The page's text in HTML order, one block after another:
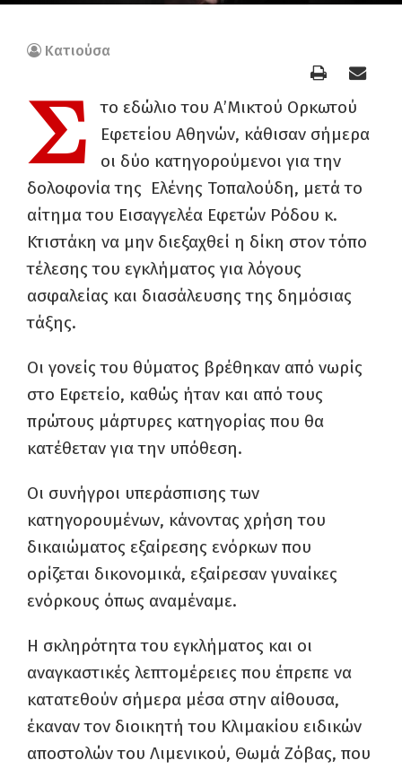
Κατιούσα
Σ
το εδώλιο του Α’Μικτού Ορκωτού
Εφετείου Αθηνών, κάθισαν σήμερα
οι δύο κατηγορούμενοι για την
δολοφονία της Ελένης Τοπαλούδη, μετά το
αίτημα του Εισαγγελέα Εφετών Ρόδου κ.
Κτιστάκη να μην διεξαχθεί η δίκη στον τόπο
τέλεσης του εγκλήματος για λόγους
ασφαλείας και διασάλευσης της δημόσιας
τάξης.
Οι γονείς του θύματος βρέθηκαν από νωρίς
στο Εφετείο, καθώς ήταν και από τους
πρώτους μάρτυρες κατηγορίας που θα
κατέθεταν για την υπόθεση.
Οι συνήγροι υπεράσπισης των
κατηγορουμένων, κάνοντας χρήση του
δικαιώματος εξαίρεσης ενόρκων που
ορίζεται δικονομικά, εξαίρεσαν γυναίκες
ενόρκους όπως αναμέναμε.
Η σκληρότητα του εγκλήματος και οι
αναγκαστικές λεπτομέρειες που έπρεπε να
κατατεθούν σήμερα μέσα στην αίθουσα,
έκαναν τον διοικητή του Κλιμακίου ειδικών
αποστολών του Λιμενικού, Θωμά Ζόβας, που